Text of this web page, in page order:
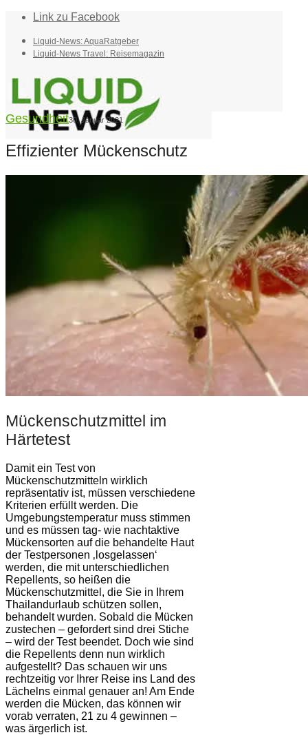
Link zu Facebook
Liquid-News: AquaRatgeber
Liquid-News Travel: Reisemagazin
Gesundheit30. Januar 2021
Effizienter Mückenschutz
Mückenschutzmittel im
Härtetest
Damit ein Test von
Mückenschutzmitteln wirklich
repräsentativ ist, müssen verschiedene
Kriterien erfüllt werden. Die
Umgebungstemperatur muss stimmen
und es müssen tag- wie nachtaktive
Mückensorten auf die behandelte Haut
der Testpersonen ‚losgelassen‘
werden, die mit unterschiedlichen
Repellents, so heißen die
Mückenschutzmittel, die Sie in Ihrem
Thailandurlaub schützen sollen,
behandelt wurden. Sobald die Mücken
zustechen – gefordert sind drei Stiche
– wird der Test beendet. Doch wie sind
die Repellents denn nun wirklich
aufgestellt? Das schauen wir uns
rechtzeitig vor Ihrer Reise ins Land des
Lächelns einmal genauer an! Am Ende
werden die Mücken, das können wir
vorab verraten, 21 zu 4 gewinnen –
was ärgerlich ist.